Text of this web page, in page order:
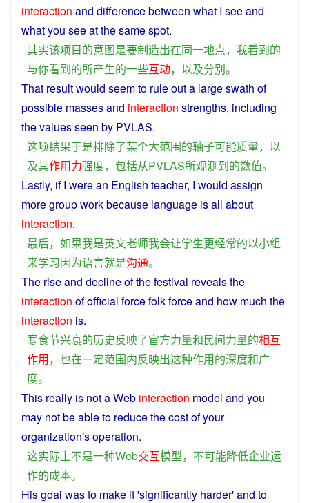
interaction and differencebetween what I seeand
whatyou seeatthesamespot.
其实该项目的意图是要制造出在同一地点， 我看到的
与你看到的所产生的一些互动， 以及分别。
That resultwould seemto ruleouta largeswath of
possible massesand interaction strengths, including
thevaluesseen by PVLAS.
这项结果于是排除了某个大范围的轴子可能质量， 以
及其作用力强度， 包括从PVLAS所观测到的数值。
Lastly, if I were an English teacher, I would assign
moregroupworkbecause language isall about
interaction.
最后， 如果我是英文老师我会让学生更经常的以小组
来学习因为语言就是沟通。
The riseand declineof thefestival revealsthe
interaction ofofficial forcefolkforceand how much the
interaction is.
寒食节兴衰的历史反映了官方力量和民间力量的相互
作用， 也在一定范围内反映出这种作用的深度和广
度。
This really is notaWeb interaction model and you
may notbeableto reducethecostof your
organization'soperation.
这实际上不是一种Web交互模型， 不可能降低企业运
作的成本。
Hisgoal wasto make it'significantly harder'and to